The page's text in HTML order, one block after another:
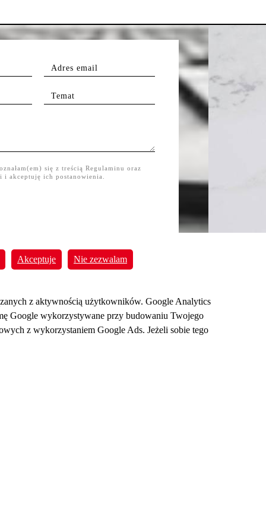
się z treścią Regulaminu oraz
akceptuję ich postanowienia.
Akceptuje Nie zezwalam
z aktywnością użytkowników. Google Analytics
Google wykorzystywane przy budowaniu Twojego
z wykorzystaniem Google Ads. Jeżeli sobie tego